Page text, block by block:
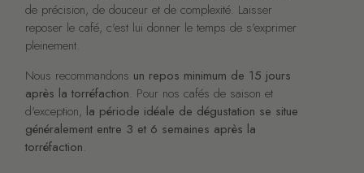
de précision, de douceur et de complexité. Laisser
reposer le café, c'est lui donner le temps de s'exprimer
pleinement.
Nous recommandons un repos minimum de 15 jours
après la torréfaction. Pour nos cafés de saison et
d'exception, la période idéale de dégustation se situe
généralement entre 3 et 6 semaines après la
torréfaction.